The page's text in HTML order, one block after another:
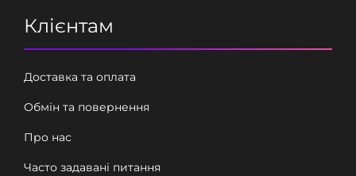
Клієнтам
Доставка та оплата
Обмін та повернення
Про нас
Часто задавані питання